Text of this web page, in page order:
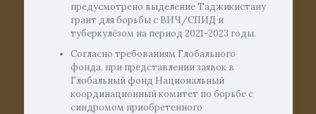
предусмотрено выделение Таджикистану
грант для борьбы с ВИЧ/СПИД и
туберкулёзом на период 2021-2023 годы.
Согласно требованиям Глобального
фонда, при представлении заявок в
Глобальный фонд Национальный
координационный комитет по борьбе с
синдромом приобретенного